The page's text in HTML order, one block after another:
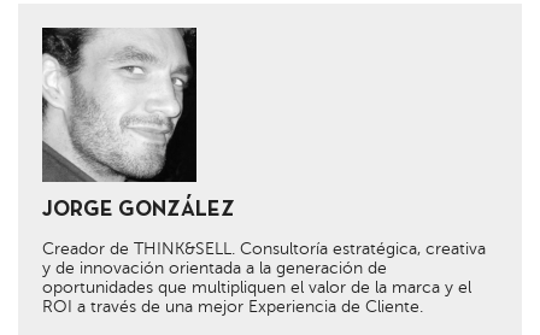
JORGE GONZÁLEZ
Creador de THINK&SELL. Consultoría estratégica, creativa
y de innovación orientada a la generación de
oportunidades que multipliquen el valor de la marca y el
ROI a través de una mejor Experiencia de Cliente.